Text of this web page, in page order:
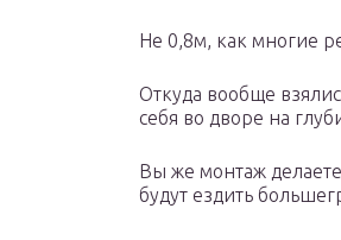
Не 0,8м, как многие
Откуда вообще
себя во дворе на
Вы же монтаж
будут ездить